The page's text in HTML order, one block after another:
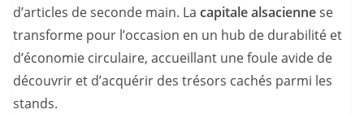
d’articles de seconde main. La capitale alsaciennese
transforme pour l’occasion en un hub de durabilité et
d’économie circulaire, accueillant une foule avide de
découvrir et d’acquérir des trésors cachés parmi les
stands.